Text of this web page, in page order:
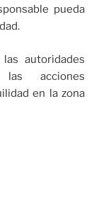
pueda
autoridades
acciones
en la zona